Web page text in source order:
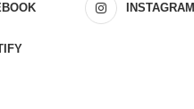
INSTAGRAM